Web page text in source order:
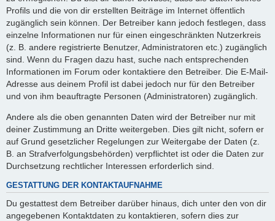
Profils und die von dir erstellten Beiträge im Internet öffentlich
zugänglich sein können. Der Betreiber kann jedoch festlegen, dass
einzelne Informationen nur für einen eingeschränkten Nutzerkreis
(z. B. andere registrierte Benutzer, Administratoren etc.) zugänglich
sind. Wenn du Fragen dazu hast, suche nach entsprechenden
Informationen im Forum oder kontaktiere den Betreiber. Die E-Mail-
Adresse aus deinem Profil ist dabei jedoch nur für den Betreiber
und von ihm beauftragte Personen (Administratoren) zugänglich.
Andere als die oben genannten Daten wird der Betreiber nur mit
deiner Zustimmung an Dritte weitergeben. Dies gilt nicht, sofern er
auf Grund gesetzlicher Regelungen zur Weitergabe der Daten (z.
B. an Strafverfolgungsbehörden) verpflichtet ist oder die Daten zur
Durchsetzung rechtlicher Interessen erforderlich sind.
GESTATTUNG DER KONTAKTAUFNAHME
Du gestattest dem Betreiber darüber hinaus, dich unter den von dir
angegebenen Kontaktdaten zu kontaktieren, sofern dies zur